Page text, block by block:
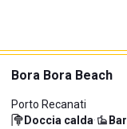
Bora Bora Beach
Porto Recanati
Doccia calda· Bar